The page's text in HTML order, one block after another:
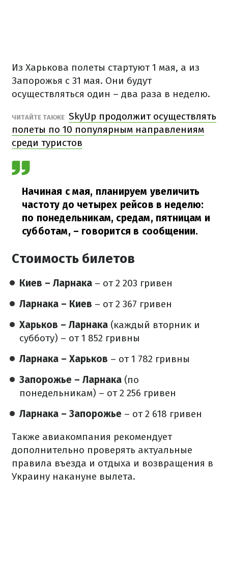
Из Харькова полеты стартуют 1 мая, а из
Запорожья с 31 мая. Они будут
осуществляться один – два раза в неделю.
ЧИТАЙТЕ ТАКЖЕ SkyUp продолжит осуществлять
полеты по 10 популярным направлениям
среди туристов
Начиная с мая, планируем увеличить
частоту до четырех рейсов в неделю:
по понедельникам, средам, пятницам и
субботам, – говорится в сообщении.
Стоимость билетов
Киев – Ларнака – от 2 203 гривен
Ларнака – Киев – от 2 367 гривен
Харьков – Ларнака (каждый вторник и
субботу) – от 1 852 гривны
Ларнака – Харьков – от 1 782 гривны
Запорожье – Ларнака (по
понедельникам) – от 2 256 гривен
Ларнака – Запорожье – от 2 618 гривен
Также авиакомпания рекомендует
дополнительно проверять актуальные
правила въезда и отдыха и возвращения в
Украину накануне вылета.